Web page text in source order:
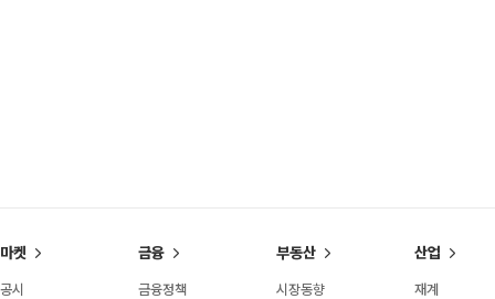
마켓
공시
금융
금융정책
부동산
시장동향
산업
재계